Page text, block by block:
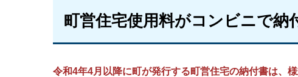
町営住宅使用料がコンビニで納
令和4年4月以降に町が発行する町営住宅の納付書は、